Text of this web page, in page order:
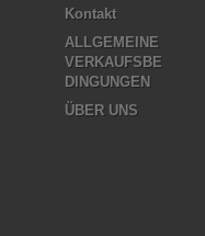
Kontakt
ALLGEMEINE
VERKAUFSBE
DINGUNGEN
ÜBER UNS